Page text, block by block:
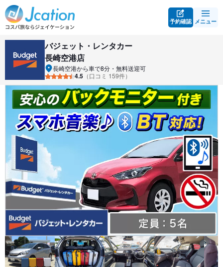
予約確認 メニュー
バジェット・レンタカー
長崎空港店
長崎空港から車で8分・無料送迎可
4.5 （口コミ 159件）